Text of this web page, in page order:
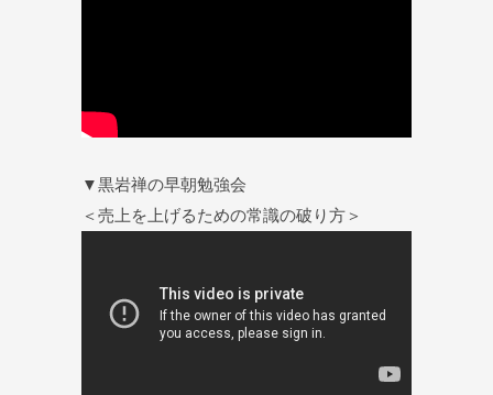
▼黒岩禅の早朝勉強会
＜売上を上げるための常識の破り方＞